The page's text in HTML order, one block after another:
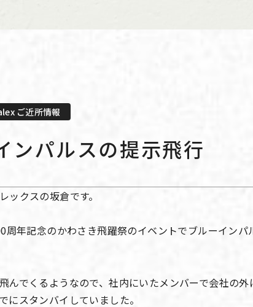
ご近所情報
ンパルスの提示飛行
ックスの坂倉です。
周年記念のかわさき飛躍祭のイベントでブルーインパ
んでくるようなので、社内にいたメンバーで会社の
にスタンバイしていました。